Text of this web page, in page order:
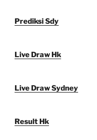
Prediksi Sdy
Live Draw Hk
Live Draw Sydney
Result Hk